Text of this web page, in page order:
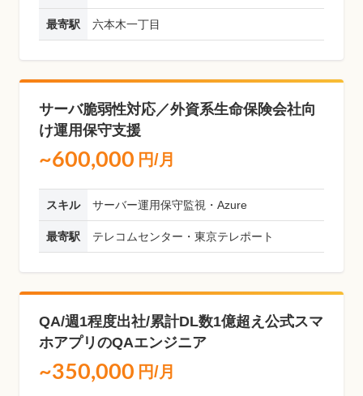
最寄駅 六本木一丁目
サーバ脆弱性対応／外資系生命保険会社向
け運用保守支援
~600,000 円/月
スキル サーバー運用保守監視・Azure
最寄駅 テレコムセンター・東京テレポート
QA/週1程度出社/累計DL数1億超え公式スマ
ホアプリのQAエンジニア
~350,000 円/月